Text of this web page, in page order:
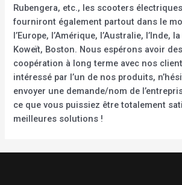
Rubengera, etc., les scooters
fourniront également partout dans le
l’Europe, l’Amérique, l’Australie, l’Inde,
Koweït, Boston. Nous espérons avoir
coopération à long terme avec nos
intéressé par l’un de nos produits,
envoyer une demande/nom de
ce que vous puissiez être totalement
meilleures solutions !